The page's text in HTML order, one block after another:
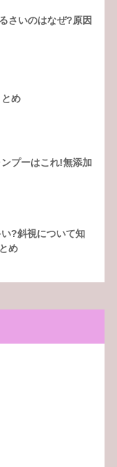
さいのはなぜ?原因
め
プーはこれ!無添加
?斜視について知
め